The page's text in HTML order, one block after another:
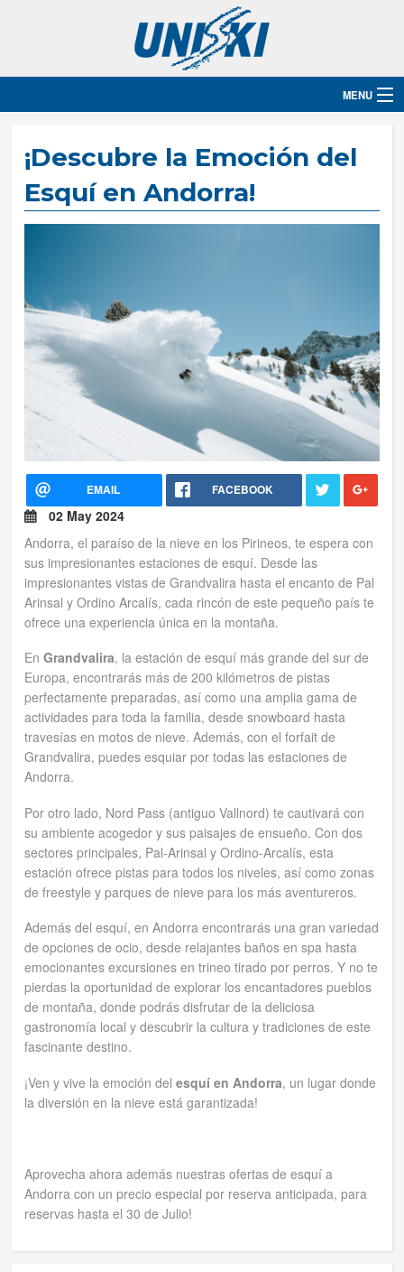
MENU
Hoteles
Ski
Blog
Tus reservas
Inicia sessión
¡Descubre la Emoción del
Esquí en Andorra!
EMAIL FACEBOOK
02 May 2024
Andorra, el paraíso de la nieve en los Pirineos, te espera con
sus impresionantes estaciones de esquí. Desde las
impresionantes vistas de Grandvalira hasta el encanto de Pal
Arinsal y Ordino Arcalís, cada rincón de este pequeño país te
ofrece una experiencia única en la montaña.
EnGrandvalira, la estación de esquí más grande del sur de
Europa, encontrarás más de 200 kilómetros de pistas
perfectamente preparadas, así como una amplia gama de
actividades para toda la familia, desde snowboard hasta
travesías en motos de nieve. Además, con el forfait de
Grandvalira, puedes esquiar por todas las estaciones de
Andorra.
Por otro lado, Nord Pass (antiguo Vallnord) te cautivará con
su ambiente acogedor y sus paisajes de ensueño. Con dos
sectores principales, Pal-Arinsal y Ordino-Arcalís, esta
estación ofrece pistas para todos los niveles, así como zonas
de freestyle y parques de nieve para los más aventureros.
Además del esquí, en Andorra encontrarás una gran variedad
de opciones de ocio, desde relajantes baños en spa hasta
emocionantes excursiones en trineo tirado por perros. Y no te
pierdas la oportunidad de explorar los encantadores pueblos
de montaña, donde podrás disfrutar de la deliciosa
gastronomía local y descubrir la cultura y tradiciones de este
fascinante destino.
¡Ven y vive la emoción delesquí en Andorra, un lugar donde
la diversión en la nieve está garantizada!
Aprovecha ahora además nuestras ofertas de esquí a
Andorra con un precio especial por reserva anticipada, para
reservas hasta el 30 de Julio!